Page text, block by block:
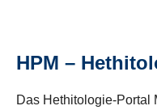
HPM –
Das Hethitologie-Portal